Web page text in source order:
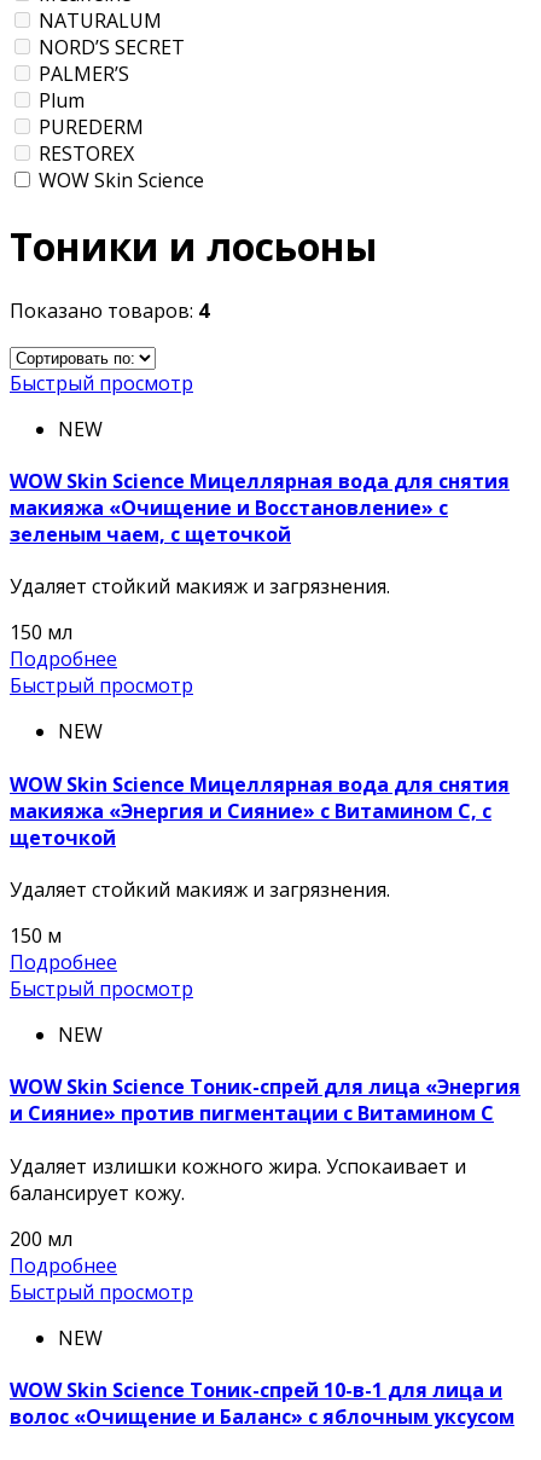
NATURALUM
NORD’S SECRET
PALMER’S
Plum
PUREDERM
RESTOREX
WOW Skin Science
Тоники и лосьоны
Показано товаров: 4
Быстрый просмотр
NEW
WOW Skin Science Мицеллярная вода для снятия
макияжа «Очищение и Восстановление» с
зеленым чаем, с щеточкой
Удаляет стойкий макияж и загрязнения.
150 мл
Подробнее
Быстрый просмотр
NEW
WOW Skin Science Мицеллярная вода для снятия
макияжа «Энергия и Сияние» с Витамином С, с
щеточкой
Удаляет стойкий макияж и загрязнения.
150 м
Подробнее
Быстрый просмотр
NEW
WOW Skin Science Тоник-спрей для лица «Энергия
и Сияние» против пигментации с Витамином С
Удаляет излишки кожного жира. Успокаивает и
балансирует кожу.
200 мл
Подробнее
Быстрый просмотр
NEW
WOW Skin Science Тоник-спрей 10-в-1 для лица и
волос «Очищение и Баланс» с яблочным уксусом